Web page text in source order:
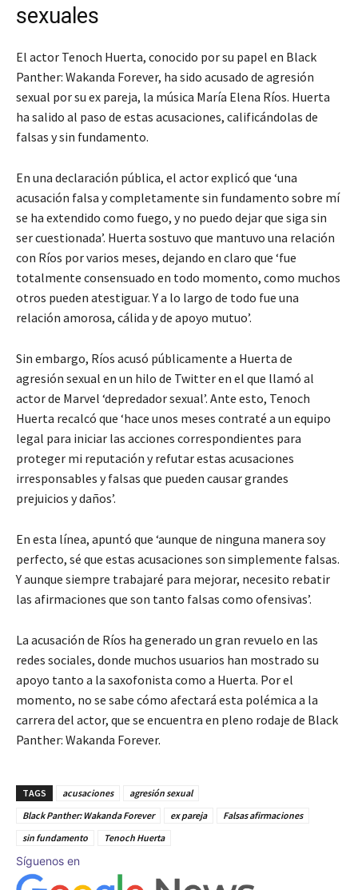
sexuales
El actor Tenoch Huerta, conocido por su papel en Black
Panther: Wakanda Forever, ha sido acusado de agresión
sexual por su ex pareja, la música María Elena Ríos. Huerta
ha salido al paso de estas acusaciones, calificándolas de
falsas y sin fundamento.
En una declaración pública, el actor explicó que ‘una
acusación falsa y completamente sin fundamento sobre mí
se ha extendido como fuego, y no puedo dejar que siga sin
ser cuestionada’. Huerta sostuvo que mantuvo una relación
con Ríos por varios meses, dejando en claro que ‘fue
totalmente consensuado en todo momento, como muchos
otros pueden atestiguar. Y a lo largo de todo fue una
relación amorosa, cálida y de apoyo mutuo’.
Sin embargo, Ríos acusó públicamente a Huerta de
agresión sexual en un hilo de Twitter en el que llamó al
actor de Marvel ‘depredador sexual’. Ante esto, Tenoch
Huerta recalcó que ‘hace unos meses contraté a un equipo
legal para iniciar las acciones correspondientes para
proteger mi reputación y refutar estas acusaciones
irresponsables y falsas que pueden causar grandes
prejuicios y daños’.
En esta línea, apuntó que ‘aunque de ninguna manera soy
perfecto, sé que estas acusaciones son simplemente falsas.
Y aunque siempre trabajaré para mejorar, necesito rebatir
las afirmaciones que son tanto falsas como ofensivas’.
La acusación de Ríos ha generado un gran revuelo en las
redes sociales, donde muchos usuarios han mostrado su
apoyo tanto a la saxofonista como a Huerta. Por el
momento, no se sabe cómo afectará esta polémica a la
carrera del actor, que se encuentra en pleno rodaje de Black
Panther: Wakanda Forever.
TAGS acusaciones
agresión sexual
Black Panther: Wakanda Forever
ex pareja
Falsas afirmaciones
sin fundamento
Tenoch Huerta
Síguenos en